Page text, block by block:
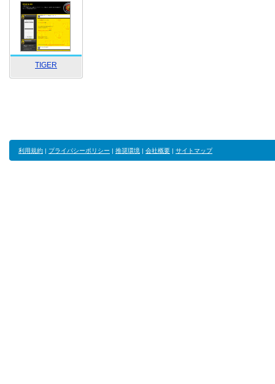
TIGER
利用規約 | プライバシーポリシー | 推奨環境 | 会社概要 | サイトマップ